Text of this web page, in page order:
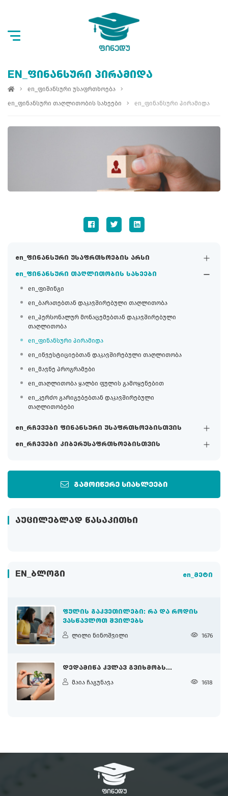
en_ფინანსური უსაფრთხოების არსი
en_ფინანსური თაღლითობის სახეები
en_ფიშინგი
en_ბარათებთან დაკავშირებული თაღლითობა
en_პერსონალურ მონაცემებთან დაკავშირებული
თაღლითობა
en_ფინანსური პირამიდა
en_ინვესტიციებთან დაკავშირებული თაღლითობა
en_მავნე პროგრამები
en_თაღლითობა ყალბი ფულის გამოყენებით
en_კერძო გარიგებებთან დაკავშირებული
თაღლითობები
en_რჩევები ფინანსური უსაფრთხოებისთვის
en_რჩევები კიბერუსაფრთხოებისთვის
გამოიწერე სიახლეები
ᲐᲣᲪᲘᲚᲔᲑᲚᲐᲓ ᲬᲐᲡᲐᲙᲘᲗᲮᲘ
EN_ᲑᲚᲝᲒᲘ en_მეტი
ᲤᲣᲚᲘᲡ ᲒᲐᲙᲕᲔᲗᲘᲚᲔᲑᲘ: ᲠᲐ ᲓᲐ ᲠᲝᲓᲘᲡ
ᲕᲐᲡᲬᲐᲕᲚᲝᲗ ᲨᲕᲘᲚᲔᲑᲡ
ლილი ნინოშვილი 1676
ᲓᲔᲓᲐᲛᲘᲬᲐ ᲙᲕᲚᲐᲕ ᲒᲕᲘᲮᲛᲝᲑᲡ...
მაია ჩაგუნავა 1618
EN_ᲤᲘᲜᲐᲜᲡᲣᲠᲘ ᲞᲘᲠᲐᲛᲘᲓᲐ
en_ფინანსური უსაფრთხოება
en_ფინანსური თაღლითობის სახეები
en_ფინანსური პირამიდა